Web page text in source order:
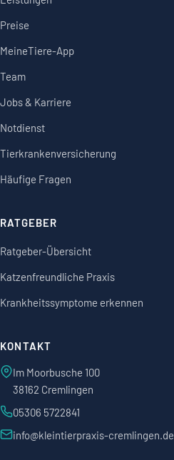
Preise
MeineTiere-App
Team
Jobs & Karriere
Notdienst
Tierkrankenversicherung
Häufige Fragen
RATGEBER
Ratgeber-Übersicht
Katzenfreundliche Praxis
Krankheitssymptome erkennen
KONTAKT
Im Moorbusche 100
38162 Cremlingen
05306 5722841
info@kleintierpraxis-cremlingen.de